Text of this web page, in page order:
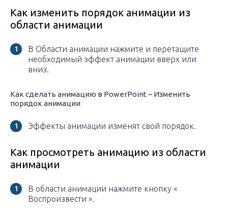
Как изменить порядок анимации из
области анимации
В Области анимации нажмите и перетащите
необходимый эффект анимации вверх или
вниз.
Как сделать анимацию в PowerPoint – Изменить
порядок анимации
Эффекты анимации изменят свой порядок.
Как просмотреть анимацию из области
анимации
В области анимации нажмите кнопку «
Воспроизвести ».